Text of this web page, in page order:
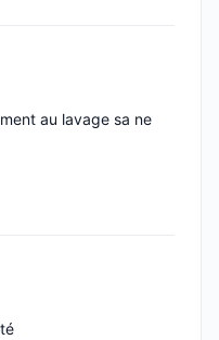
au lavage sa ne